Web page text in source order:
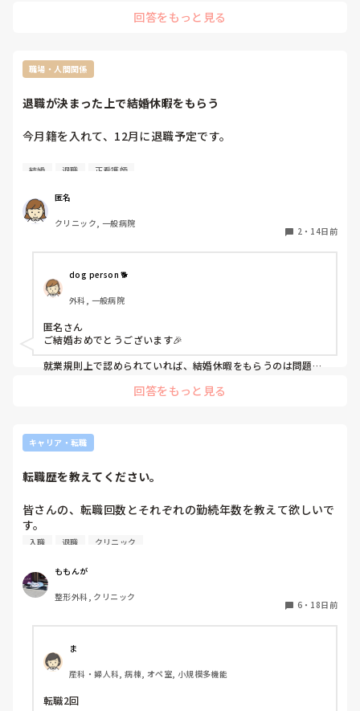
も言わずフルタイムになっていますが、そうすると先輩に残
疲れます。
かといって上司に話してもバレたらめんどくさいですし…
普段は悪い人ではないんですけど…
とにかく自己中な先輩です。
朝来たらとにかく受け持ちのフリで文句。かといってケアを
手伝わず座っておしゃべりします。
あまりにも嫌な気持ちになることが多いのであれば、フルタイ
いですね。
回答をもっと見る
職場・人間関係
退職が決まった上で結婚休暇をもらう
今月籍を入れて、12月に退職予定です。
結婚休暇を頂きたいと思っているのですが、もらうとしたら
もちろん職場にお土産やお礼などは言うつもりなんですが、
退職することを知ってる人は一部だけであり、
結婚休暇ももらった上で12月退職ってあまりよくないですか
だったら12月退職する時期に合わせて結婚休暇を繋げたほう
がいいのかなーとか色々思っているのですが、どう思います
か？
ちなみにバリに行きたいと思っていて、行くなら10-11月ま
でには行きたいと言う気持ちもあって。泣
結婚 退職 正看護師
匿名
クリニック, 一般病院
2 ・ 14日前
dog person 🐕
外科, 一般病院
匿名さん
ご結婚おめでとうございます🎉
就業規則上で認められていれば、結婚休暇をもらうのは問題な
また、退職について一部の人だけが知っている、とのことです
が、早めに伝えて調整をお願いし、円満な退職へ繋げることも
みてはいかがでしょうか。
回答をもっと見る
キャリア・転職
転職歴を教えてください。
皆さんの、転職回数とそれぞれの勤続年数を教えて欲しいで
す。
入職 退職 クリニック
ももんが
整形外科, クリニック
6・ 18日前
ま
産科・婦人科, 病棟, オペ室, 小規模多機能
転職2回